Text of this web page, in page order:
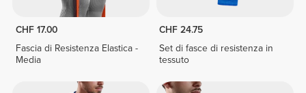
CHF 17.00
Fascia di Resistenza Elastica -
Media
CHF 24.75
Set di fasce di resistenza in
tessuto